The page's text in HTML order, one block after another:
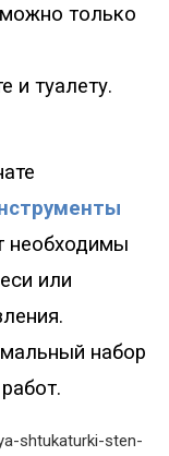
только
и туалету.
необходимы
или
набор